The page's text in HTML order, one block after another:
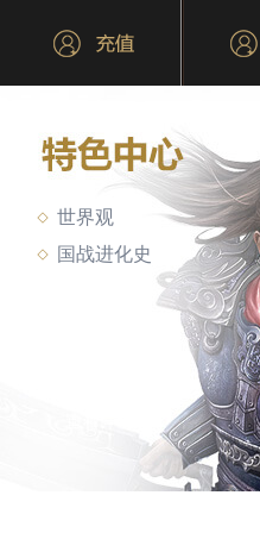
世界观
国战进化史